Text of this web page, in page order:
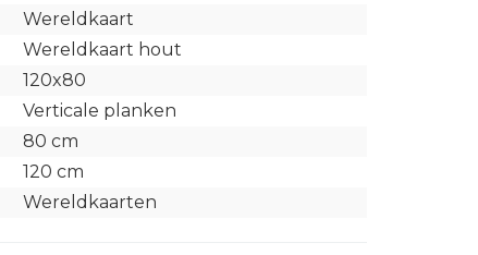
Wereldkaart
Wereldkaart hout
120x80
Verticale planken
80 cm
120 cm
Wereldkaarten